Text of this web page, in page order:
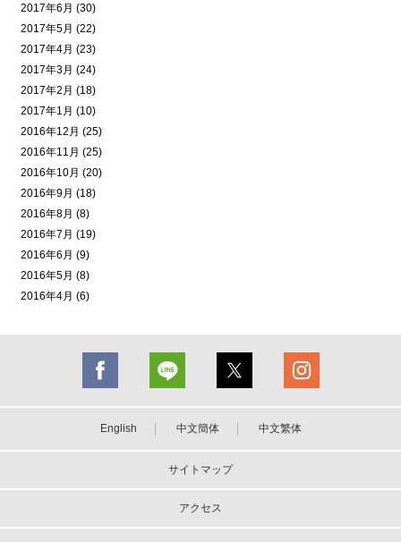
2017年6月 (30)
2017年5月 (22)
2017年4月 (23)
2017年3月 (24)
2017年2月 (18)
2017年1月 (10)
2016年12月 (25)
2016年11月 (25)
2016年10月 (20)
2016年9月 (18)
2016年8月 (8)
2016年7月 (19)
2016年6月 (9)
2016年5月 (8)
2016年4月 (6)
English 中文簡体 中文繁体
サイトマップ
アクセス